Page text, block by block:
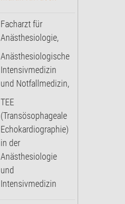
Facharzt für
Anästhesiologie,
Anästhesiologische
Intensivmedizin
und Notfallmedizin,
TEE
(Transösophageale
Echokardiographie)
in der
Anästhesiologie
und
Intensivmedizin